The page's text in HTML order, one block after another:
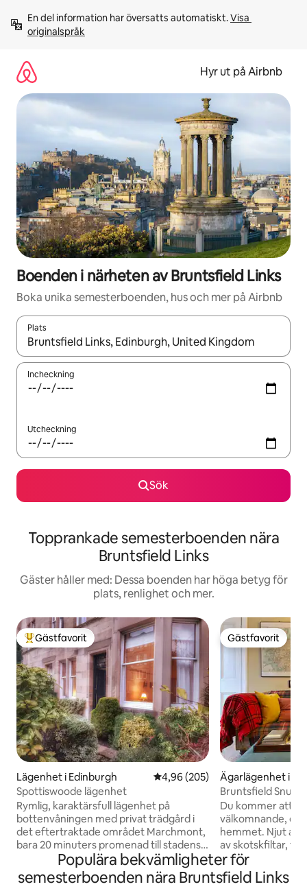
innehåll
En del information har översatts automatiskt. Visa
originalspråk
Hyr ut på Airbnb
Boenden i närheten av Bruntsfield Links
Boka unika semesterboenden, hus och mer på Airbnb
Plats
När resultaten är tillgängliga kan du navigera med upp- och
Incheckning
Utcheckning
Sök
Topprankade semesterboenden nära
Bruntsfield Links
Gäster håller med: Dessa boenden har höga betyg för
plats, renlighet och mer.
Populär gästfavorit
Gästfavorit
Lägenhet i Edinburgh 4,96 av 5 i genomsnittligt
4,96 (205)
Spottiswoode lägenhet
Rymlig, karaktärsfull lägenhet på
bottenvåningen med privat trädgård i
det eftertraktade området Marchmont,
bara 20 minuters promenad till stadens
centrum via Meadows. Stort
vardagsrum med högkvalitativa möbler
runt en traditionell öppen spis. Smart-
Gästfavorit
Gästfavorit
Ägarlägenhet i
Bruntsfield Snug
Du kommer att
välkomnande,
hemmet. Njut av
av skotskfiltar,
belysning, växter
affischer och
atmosfär och
Populära bekvämligheter för
semesterboenden nära Bruntsfield Links